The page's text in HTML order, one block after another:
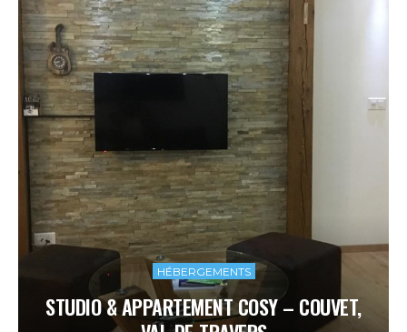
HÉBERGEMENTS
STUDIO & APPARTEMENT COSY – COUVET,